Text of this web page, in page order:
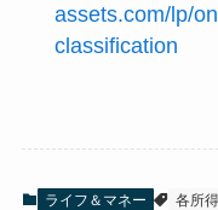
assets.com/lp/
classification
ライフ＆マネー 各所